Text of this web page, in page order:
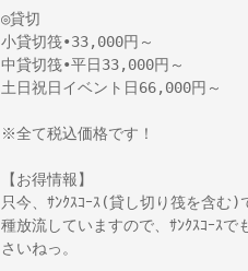
◎貸切
小貸切筏•33,000円～
中貸切筏•平日33,000円～
土日祝日イベント日66,000円～
※全て税込価格です！
【お得情報】
只今、ｻﾝｸｽｺｰｽ(貸し切り筏を含む)
種放流していますので、ｻﾝｸｽｺｰｽ
さいねっ。